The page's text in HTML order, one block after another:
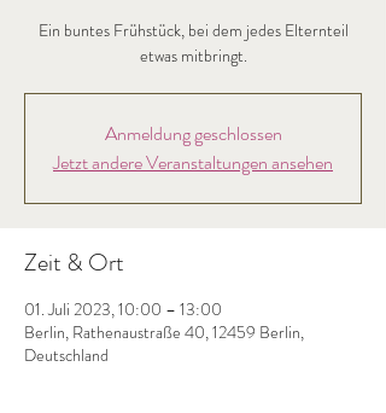
Ein buntes Frühstück, bei dem jedes Elternteil
etwas mitbringt.
Anmeldung geschlossen
Jetzt andere Veranstaltungen ansehen
Zeit & Ort
01. Juli 2023, 10:00 – 13:00
Berlin, Rathenaustraße 40, 12459 Berlin,
Deutschland